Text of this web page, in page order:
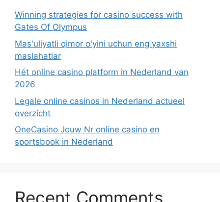
Winning strategies for casino success with
Gates Of Olympus
Mas'uliyatli qimor o'yini uchun eng yaxshi
maslahatlar
Hét online casino platform in Nederland van
2026
Legale online casinos in Nederland actueel
overzicht
OneCasino Jouw Nr online casino en
sportsbook in Nederland
Recent Comments